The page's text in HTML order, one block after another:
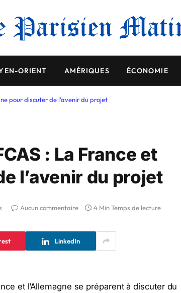
ORIENT AMÉRIQUES ÉCONOMIE
pour discuter de l’avenir du projet
: La France et
l’avenir du projet
Aucun commentaire 4 Min Temps de lecture
LinkedIn
et l’Allemagne se préparent à discuter du